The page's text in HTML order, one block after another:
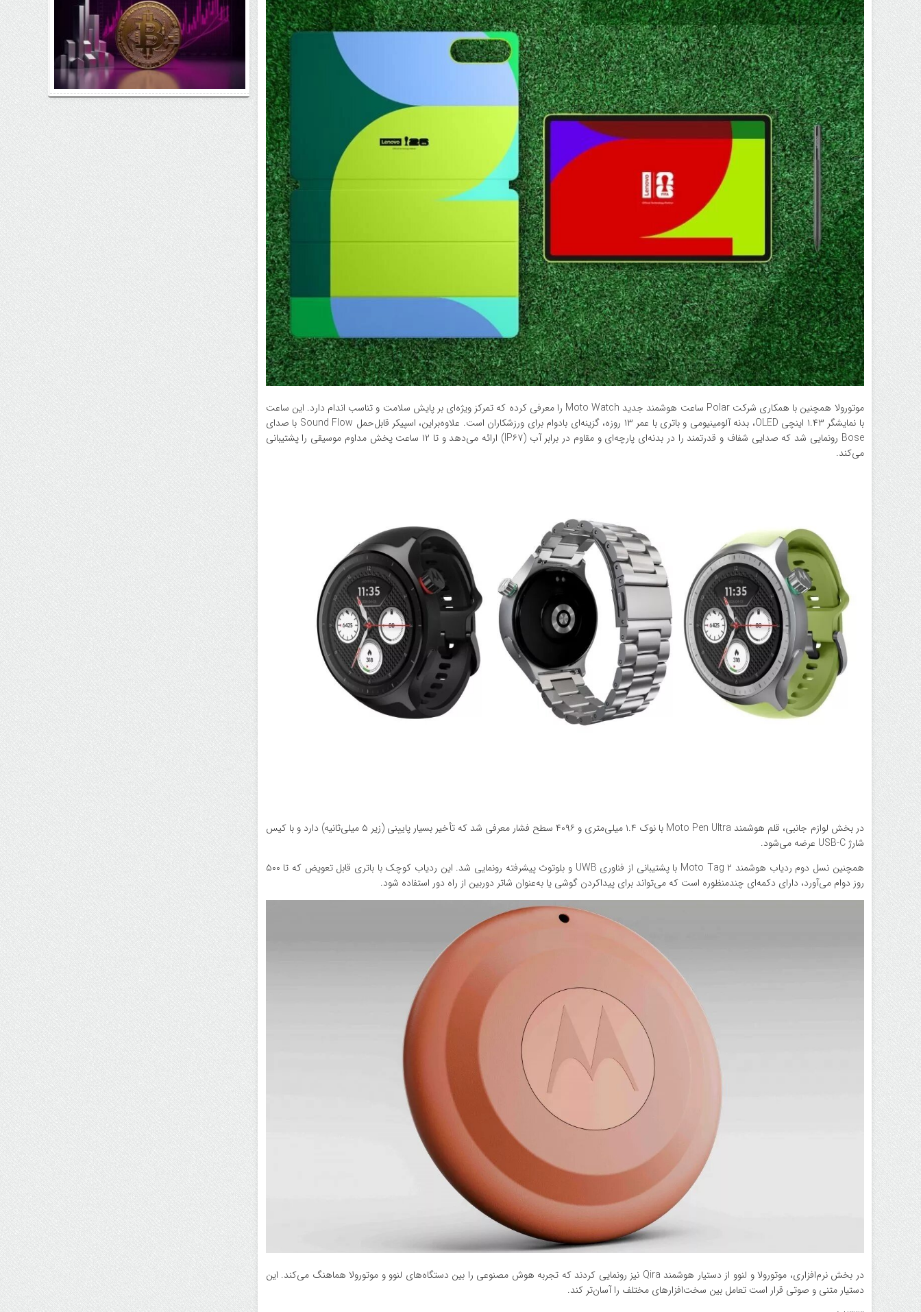
موتورولا همچنین با همکاری شرکت Polar ساعت هوشمند جدید Moto Watch را معرفی کرده که تمرکز ویژه‌ای بر پایش سلامت و تناسب اندام دارد. این ساعت
با نمایشگر ۱.۴۳ اینچی OLED، بدنه آلومینیومی و باتری با عمر ۱۳ روزه، گزینه‌ای بادوام برای ورزشکاران است. علاوه‌براین، اسپیکر قابل‌حمل Sound Flow با صدای
Bose رونمایی شد که صدایی شفاف و قدرتمند را در بدنه‌ای پارچه‌ای و مقاوم در برابر آب (IP۶۷) ارائه می‌دهد و تا ۱۲ ساعت پخش مداوم موسیقی را پشتیبانی
می‌کند.
در بخش لوازم جانبی، قلم هوشمند Moto Pen Ultra با نوک ۱.۴ میلی‌متری و ۴۰۹۶ سطح فشار معرفی شد که تأخیر بسیار پایینی (زیر ۵ میلی‌ثانیه) دارد و با کیس
شارژ USB-C عرضه می‌شود.
همچنین نسل دوم ردیاب هوشمند Moto Tag ۲ با پشتیبانی از فناوری UWB و بلوتوث پیشرفته رونمایی شد. این ردیاب کوچک با باتری قابل تعویض که تا ۵۰۰
روز دوام می‌آورد، دارای دکمه‌ای چندمنظوره است که می‌تواند برای پیداکردن گوشی یا به‌عنوان شاتر دوربین از راه دور استفاده شود.
در بخش نرم‌افزاری، موتورولا و لنوو از دستیار هوشمند Qira نیز رونمایی کردند که تجربه هوش مصنوعی را بین دستگاه‌های لنوو و موتورولا هماهنگ می‌کند. این
دستیار متنی و صوتی قرار است تعامل بین سخت‌افزارهای مختلف را آسان‌تر کند.
اتفاق مهم در بازار رمزارزها / بیت‌کوین
وارد فاز تازه شد